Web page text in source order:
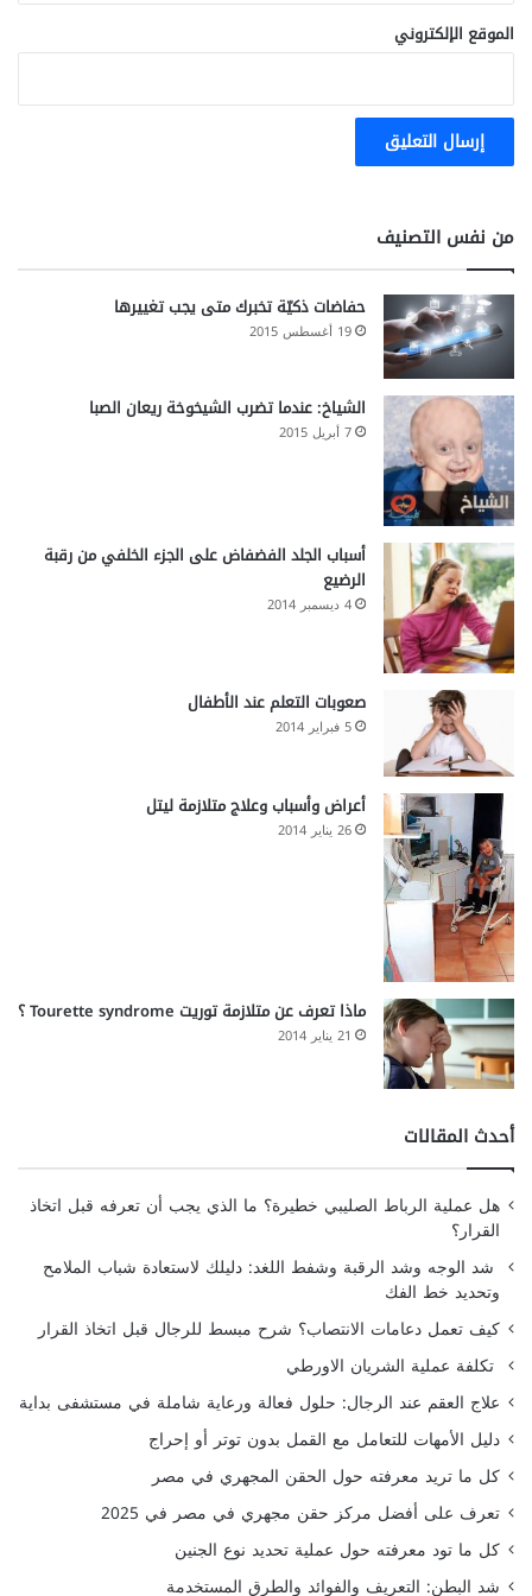
t
)
ة
"الموقع الإلكتروني
من نفس التصنيف
حفاضات ذكيّة تخبرك متى يجب تغييرها
19 أغسطس 2015
الشياخ: عندما تضرب الشيخوخة ريعان الصبا
7 أبريل 2015
أسباب الجلد الفضفاض على الجزء الخلفي من رقبة
الرضيع
4 ديسمبر 2014
صعوبات التعلم عند الأطفال
5 فبراير 2014
أعراض وأسباب وعلاج متلازمة ليتل
26 يناير 2014
ماذا تعرف عن متلازمة توريت Tourette syndrome ؟
21 يناير 2014
أحدث المقالات
هل عملية الرباط الصليبي خطيرة؟ ما الذي يجب أن تعرفه قبل اتخاذ
القرار؟
شد الوجه وشد الرقبة وشفط اللغد: دليلك لاستعادة شباب الملامح
وتحديد خط الفك
كيف تعمل دعامات الانتصاب؟ شرح مبسط للرجال قبل اتخاذ القرار
تكلفة عملية الشريان الاورطي
علاج العقم عند الرجال: حلول فعالة ورعاية شاملة في مستشفى بداية
دليل الأمهات للتعامل مع القمل بدون توتر أو إحراج
كل ما تريد معرفته حول الحقن المجهري في مصر
تعرف على أفضل مركز حقن مجهري في مصر في 2025
كل ما تود معرفته حول عملية تحديد نوع الجنين
شد البطن: التعريف والفوائد والطرق المستخدمة